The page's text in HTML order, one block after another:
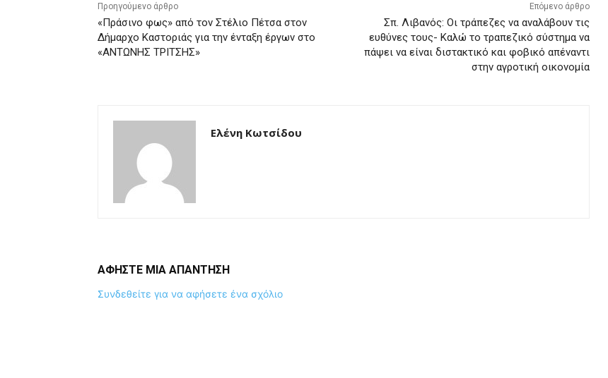
Προηγούμενο άρθρο
«Πράσινο φως» από τον Στέλιο Πέτσα στον
Δήμαρχο Καστοριάς για την ένταξη έργων στο
«ΑΝΤΩΝΗΣ ΤΡΙΤΣΗΣ»
Επόμενο άρθρο
Σπ. Λιβανός: Οι τράπεζες να αναλάβουν τις
ευθύνες τους- Καλώ το τραπεζικό σύστημα να
πάψει να είναι διστακτικό και φοβικό απέναντι
στην αγροτική οικονομία
Ελένη Κωτσίδου
ΑΦΗΣΤΕ ΜΙΑ ΑΠΑΝΤΗΣΗ
Συνδεθείτε για να αφήσετε ένα σχόλιο